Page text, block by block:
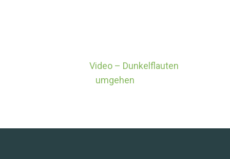
Video – Dunkelflauten
umgehen